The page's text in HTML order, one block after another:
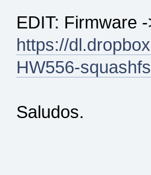
EDIT: Firmware
https://
HW556-
Saludos.